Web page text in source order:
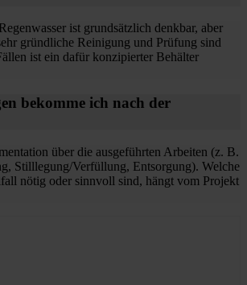
ist grundsätzlich denkbar, aber
gründliche Reinigung und Prüfung sind
ist ein dafür konzipierter Behälter
bekomme ich nach der
über die ausgeführten Arbeiten (z. B.
Stilllegung/Verfüllung, Entsorgung). Welche
nötig oder sinnvoll sind, hängt vom Projekt